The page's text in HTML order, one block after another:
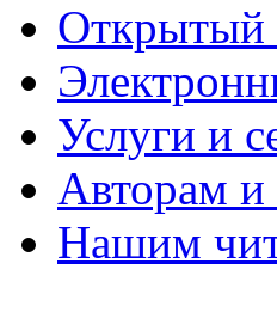
Услуги и
Авторам и
Нашим